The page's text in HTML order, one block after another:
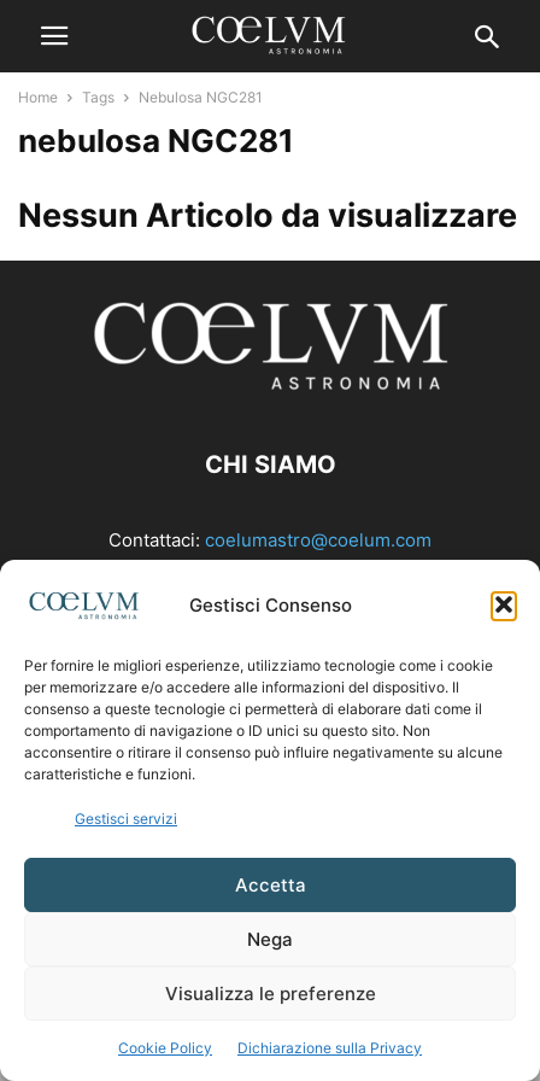
Gestisci Consenso
Per fornire le migliori esperienze, utilizziamo tecnologie come i cookie
per memorizzare e/o accedere alle informazioni del dispositivo. Il
consenso a queste tecnologie ci permetterà di elaborare dati come il
comportamento di navigazione o ID unici su questo sito. Non
acconsentire o ritirare il consenso può influire negativamente su alcune
caratteristiche e funzioni.
Gestisci servizi
Accetta
Nega
Visualizza le preferenze
Cookie Policy Dichiarazione sulla Privacy
Home Tags Nebulosa NGC281
nebulosa NGC281
Nessun Articolo da visualizzare
CHI SIAMO
Contattaci: coelumastro@coelum.com
SEGUICI